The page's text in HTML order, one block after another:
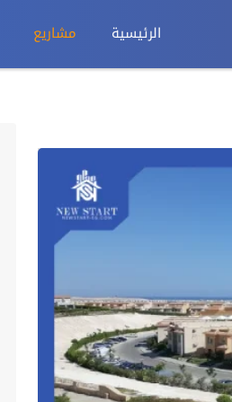
الرئيسية مشاريع